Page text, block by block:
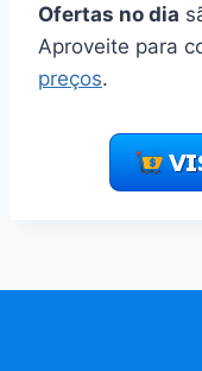
Ofertas no dia
Aproveite para
preços.